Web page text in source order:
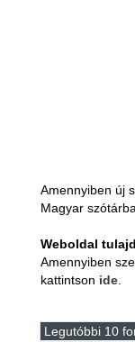
Amennyiben új
Magyar
Weboldal
Amennyiben
kattintson ide.
Legutóbbi 10